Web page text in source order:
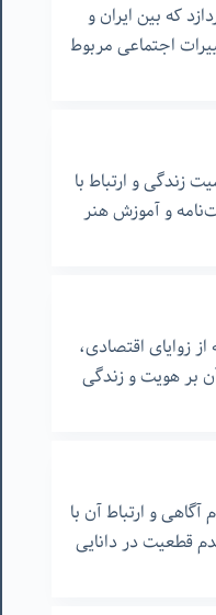
که بین ایران و
اجتماعی مربوط
زندگی و ارتباط با
و آموزش هنر
زوایای اقتصادی،
بر هویت و زندگی
و ارتباط آن با
قطعیت در دانایی